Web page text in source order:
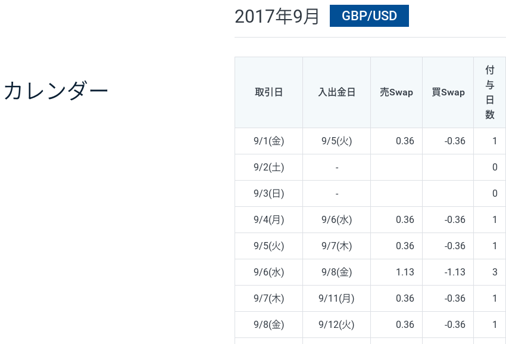
カレンダー
2017年9月 GBP/USD
取引日 入出金日 売Swap 買Swap
付
与
日
数
9/1(金) 9/5(火) 0.36 -0.36 1
9/2(土) - 0
9/3(日) - 0
9/4(月) 9/6(水) 0.36 -0.36 1
9/5(火) 9/7(木) 0.36 -0.36 1
9/6(水) 9/8(金) 1.13 -1.13 3
9/7(木) 9/11(月) 0.36 -0.36 1
9/8(金) 9/12(火) 0.36 -0.36 1